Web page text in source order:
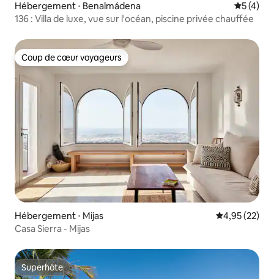
Hébergement ⋅ Benalmádena
5 (4)
136 : Villa de luxe, vue sur l'océan, piscine privée chauffée
Coup de cœur voyageurs
Coup de cœur voyageurs
Hébergement ⋅ Mijas Évaluation
4,95 (22)
Casa Sierra - Mijas
Superhôte
Superhôte